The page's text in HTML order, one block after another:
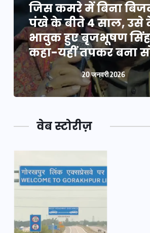
जिस कमरे में बिना
पंखे के बीते 4 साल, उसे
भावुक हुए बृजभूषण
कहा-यहीं तपकर बना
20 जनवरी 2026
वेब स्टोरीज़